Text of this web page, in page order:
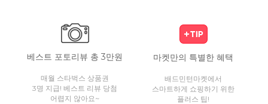
베스트 포토리뷰 총 3만원
매월 스타벅스 상품권
3명 지급! 베스트 리뷰 당첨
어렵지 않아요~
마켓만의 특별한 혜택
배드민턴마켓에서
스마트하게 쇼핑하기 위한
플러스 팁!